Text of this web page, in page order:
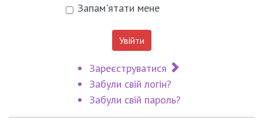
Запам'ятати мене
Увійти
Зареєструватися
Забули свій логін?
Забули свій пароль?